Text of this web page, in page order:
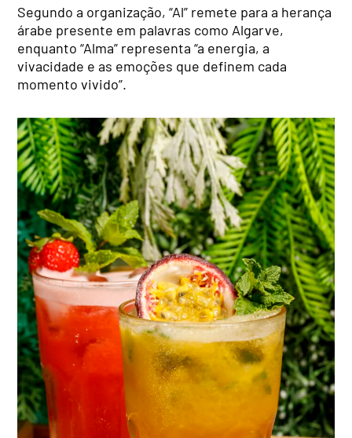
Segundo a organização, “Al” remete para a herança
árabe presente em palavras como Algarve,
enquanto “Alma” representa “a energia, a
vivacidade e as emoções que definem cada
momento vivido”.